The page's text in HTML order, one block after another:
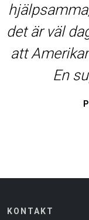
och
myten om
okunniga.
KONTAKT